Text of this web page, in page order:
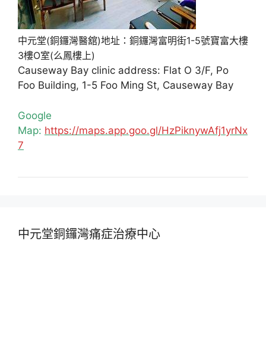
中元堂(銅鑼灣醫舘)地址：銅鑼灣富明街1-5號寶富大樓
3樓O室(么鳳樓上)
Causeway Bay clinic address: Flat O 3/F, Po
Foo Building, 1-5 Foo Ming St, Causeway Bay
Google
Map: https://maps.app.goo.gl/HzPiknywAfj1yrNx
7
中元堂銅鑼灣痛症治療中心